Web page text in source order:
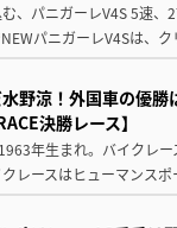
、パニガーレV4S 5速
パニガーレV4Sは、
野涼！外国車の優
決勝レース】
年生まれ。バイクレ
レースはヒューマンス